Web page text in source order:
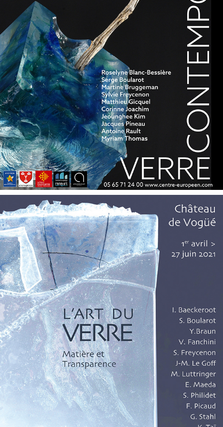
CONQUES 2021
VOGÜÉ 2021